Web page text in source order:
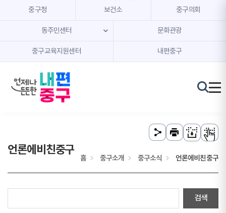
본문 내용 바로가기
주메뉴 바로가기
중구청 보건소 중구의회
동주민센터 문화관광
중구교육지원센터 내편중구
언론에비친중구
홈 중구소개 중구소식 언론에비친중구